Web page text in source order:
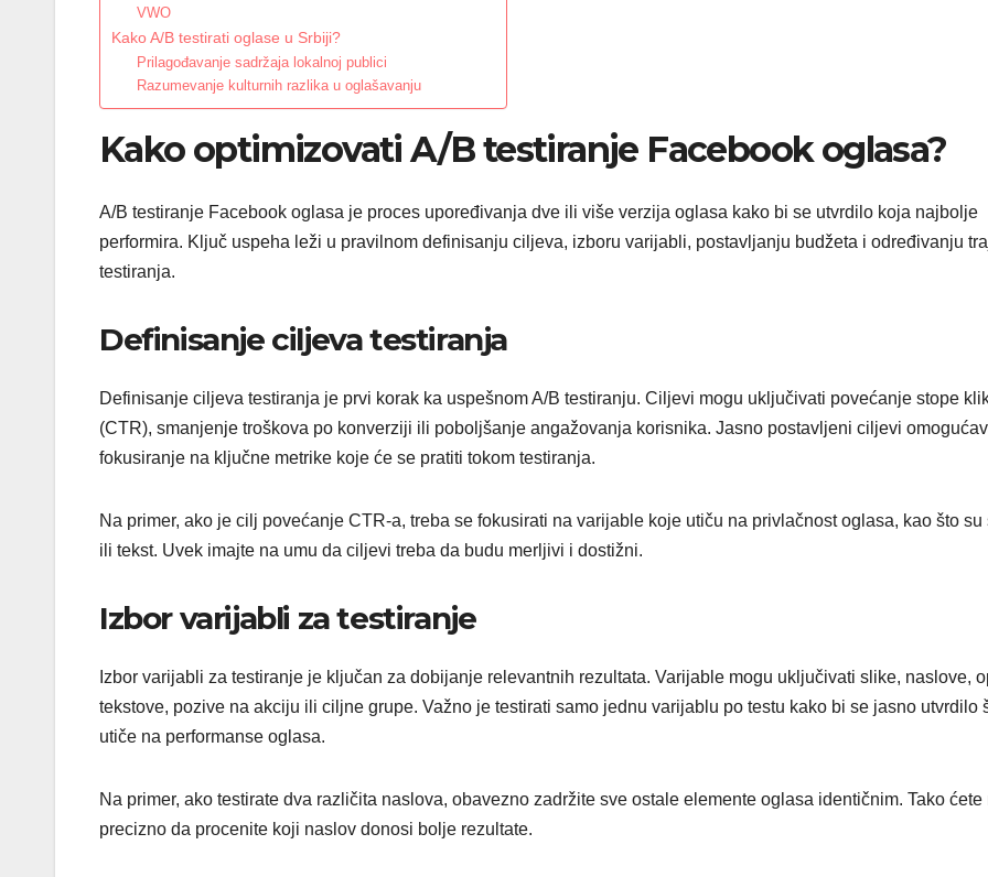
VWO
Kako A/B testirati oglase u Srbiji?
Prilagođavanje sadržaja lokalnoj publici
Razumevanje kulturnih razlika u oglašavanju
Kako optimizovati A/B testiranje Facebook oglasa?
A/B testiranje Facebook oglasa je proces upoređivanja dve ili više verzija oglasa kako bi se utvrdilo koja najbolje
performira. Ključ uspeha leži u pravilnom definisanju ciljeva, izboru varijabli, postavljanju budžeta i određivanju
testiranja.
Definisanje ciljeva testiranja
Definisanje ciljeva testiranja je prvi korak ka uspešnom A/B testiranju. Ciljevi mogu uključivati povećanje stope
(CTR), smanjenje troškova po konverziji ili poboljšanje angažovanja korisnika. Jasno postavljeni ciljevi
fokusiranje na ključne metrike koje će se pratiti tokom testiranja.
Na primer, ako je cilj povećanje CTR-a, treba se fokusirati na varijable koje utiču na privlačnost oglasa, kao što su
ili tekst. Uvek imajte na umu da ciljevi treba da budu merljivi i dostižni.
Izbor varijabli za testiranje
Izbor varijabli za testiranje je ključan za dobijanje relevantnih rezultata. Varijable mogu uključivati slike, naslove,
tekstove, pozive na akciju ili ciljne grupe. Važno je testirati samo jednu varijablu po testu kako bi se jasno utvrdilo
utiče na performanse oglasa.
Na primer, ako testirate dva različita naslova, obavezno zadržite sve ostale elemente oglasa identičnim. Tako ćete
precizno da procenite koji naslov donosi bolje rezultate.